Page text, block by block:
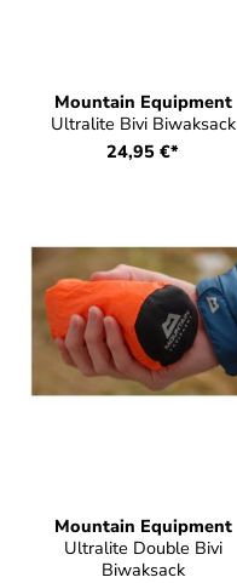
Mountain Equipment
Ultralite Bivi Biwaksack
24,95 €*
Mountain Equipment
Ultralite Double Bivi
Biwaksack